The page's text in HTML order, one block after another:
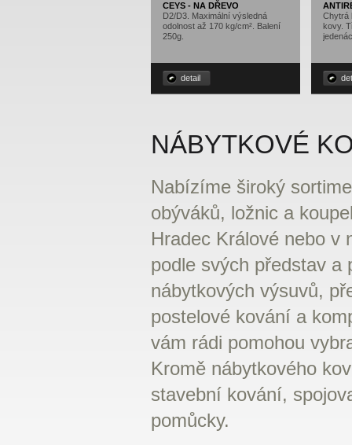
CEYS - NA DŘEVO
D2/D3. Maximální výsledná
odolnost až 170 kg/cm². Balení
250g.
detail
Chytrá
kovy.
NÁBYTKOVÉ
Nabízíme široký
obýváků, ložnic a
Hradec Králové nebo v
podle svých představ a
nábytkových výsuvů,
postelové kování a
vám rádi pomohou
Kromě nábytkového
stavební kování,
pomůcky.